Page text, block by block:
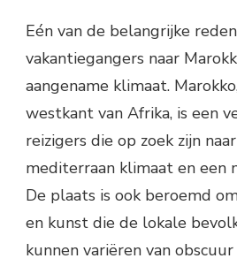
Eén van de belangrijke
vakantiegangers naar
aangename klimaat.
westkant van Afrika, is een
reizigers die op zoek zijn
mediterraan klimaat en een
De plaats is ook beroemd
en kunst die de lokale
kunnen variëren van